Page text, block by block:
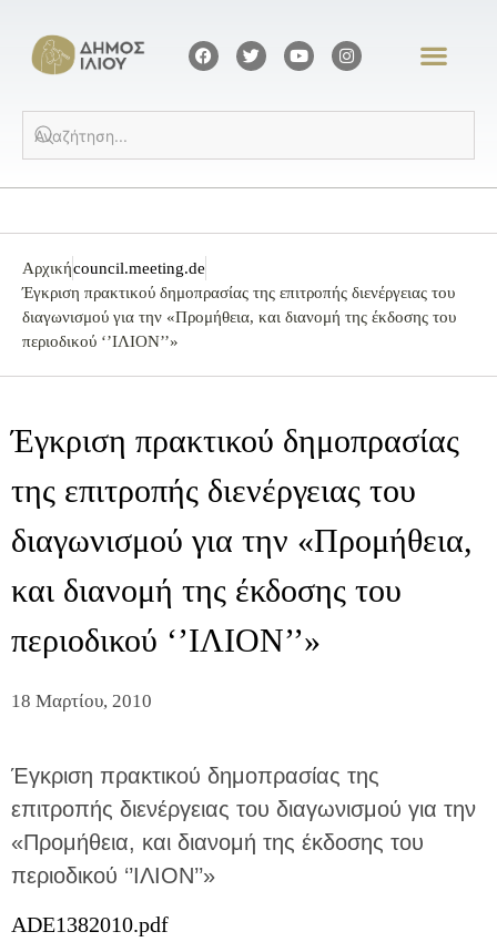
Αρχικήcouncil.meeting.de
Έγκριση πρακτικού δημοπρασίας της επιτροπής διενέργειας του
διαγωνισμού για την «Προμήθεια, και διανομή της έκδοσης του
περιοδικού ‘’ΙΛΙΟΝ’’»
Έγκριση πρακτικού δημοπρασίας
της επιτροπής διενέργειας του
διαγωνισμού για την «Προμήθεια,
και διανομή της έκδοσης του
περιοδικού ‘’ΙΛΙΟΝ’’»
18 Μαρτίου, 2010
Έγκριση πρακτικού δημοπρασίας της
επιτροπής διενέργειας του διαγωνισμού για την
«Προμήθεια, και διανομή της έκδοσης του
περιοδικού ‘’ΙΛΙΟΝ’’»
ADE1382010.pdf